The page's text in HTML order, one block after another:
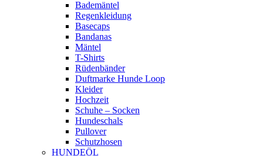
Bademäntel
Regenkleidung
Basecaps
Bandanas
Mäntel
T-Shirts
Rüdenbänder
Duftmarke Hunde Loop
Kleider
Hochzeit
Schuhe – Socken
Hundeschals
Pullover
Schutzhosen
HUNDEÖL